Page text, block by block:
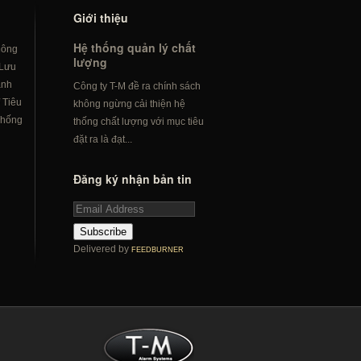
Lưu
Tiêu
Giới thiệu
Hệ thống quản lý chất
lượng
Công ty T-M đề ra chính sách
không ngừng cải thiện hệ
thống chất lượng với mục tiêu
đặt ra là đạt...
Đăng ký nhận bản tin
Subscribe
Delivered by FEEDBURNER